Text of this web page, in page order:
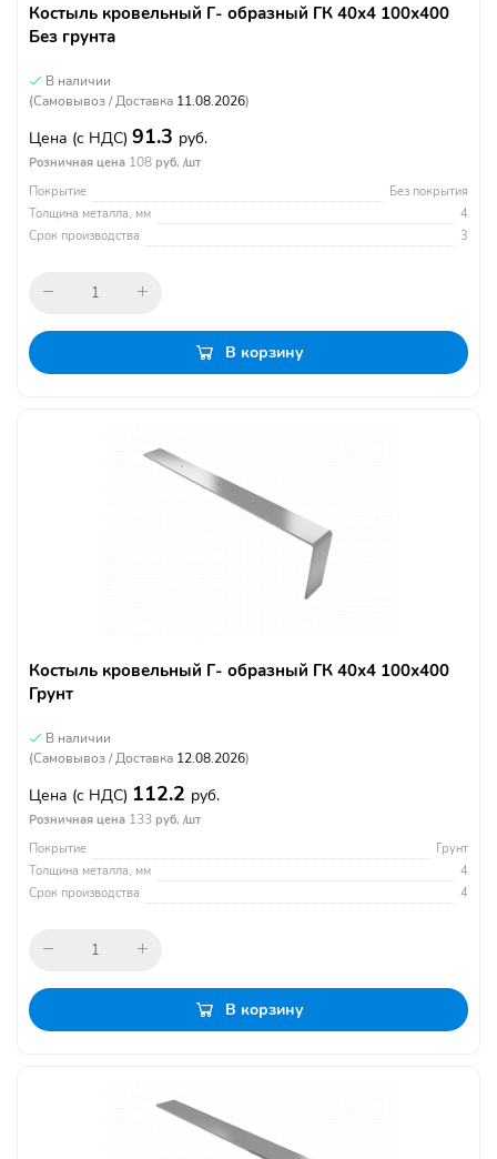
Костыль кровельный Г- образный ГК 40х4 100х400
Без грунта
В наличии
(Самовывоз / Доставка 11.08.2026)
Цена (с НДС) 91.3 руб.
Розничная цена 108 руб. /шт
Покрытие
Без покрытия
Толщина металла, мм
4
Срок производства
3
В корзину
Костыль кровельный Г- образный ГК 40х4 100х400
Грунт
В наличии
(Самовывоз / Доставка 12.08.2026)
Цена (с НДС) 112.2 руб.
Розничная цена 133 руб. /шт
Покрытие
Грунт
Толщина металла, мм
4
Срок производства
4
В корзину